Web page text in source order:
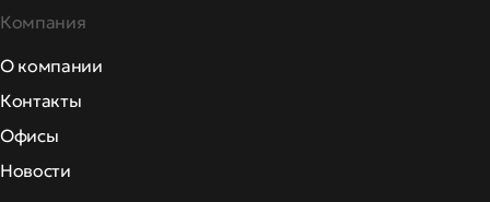
Компания
О компании
Контакты
Офисы
Новости